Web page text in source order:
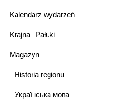
Kalendarz wydarzeń
Krajna i Pałuki
Magazyn
Historia regionu
Українська мова